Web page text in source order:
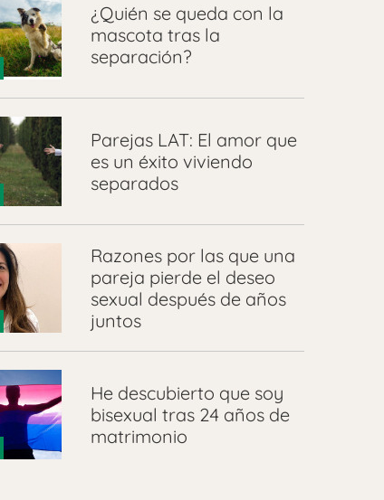
¿Quién se queda con la
mascota tras la
separación?
Parejas LAT: El amor que
es un éxito viviendo
separados
Razones por las que una
pareja pierde el deseo
sexual después de años
juntos
He descubierto que soy
bisexual tras 24 años de
matrimonio